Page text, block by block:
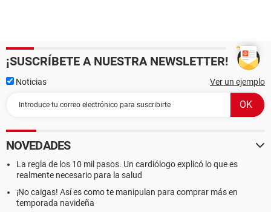
¡SUSCRÍBETE A NUESTRA NEWSLETTER!
Noticias Ver un ejemplo
NOVEDADES
La regla de los 10 mil pasos. Un cardiólogo explicó lo que es
realmente necesario para la salud
¡No caigas! Así es como te manipulan para comprar más en
temporada navideña